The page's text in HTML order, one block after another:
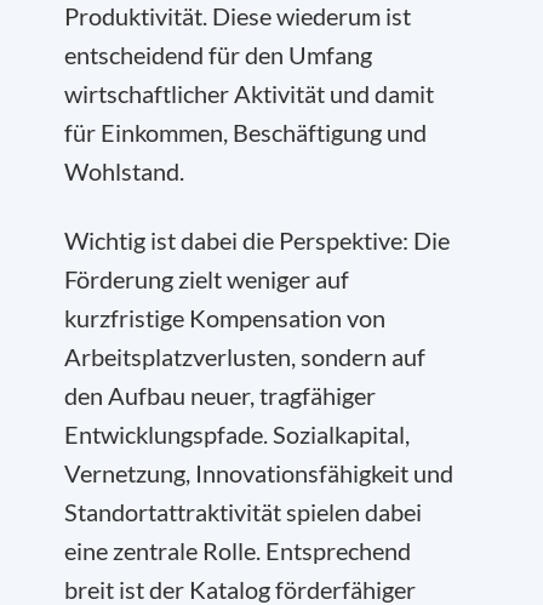
Produktivität. Diese wiederum ist
entscheidend für den Umfang
wirtschaftlicher Aktivität und damit
für Einkommen, Beschäftigung und
Wohlstand.
Wichtig ist dabei die Perspektive: Die
Förderung zielt weniger auf
kurzfristige Kompensation von
Arbeitsplatzverlusten, sondern auf
den Aufbau neuer, tragfähiger
Entwicklungspfade. Sozialkapital,
Vernetzung, Innovationsfähigkeit und
Standortattraktivität spielen dabei
eine zentrale Rolle. Entsprechend
breit ist der Katalog förderfähiger